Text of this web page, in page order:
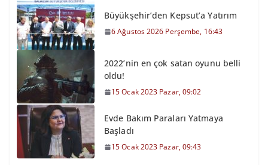
Büyükşehir’den Kepsut’a Yatırım
6 Ağustos 2026 Perşembe, 16:43
2022’nin en çok satan oyunu belli
oldu!
15 Ocak 2023 Pazar, 09:02
Evde Bakım Paraları Yatmaya
Başladı
15 Ocak 2023 Pazar, 09:43